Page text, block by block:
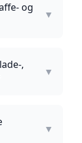
og
▼
,
▼
▼